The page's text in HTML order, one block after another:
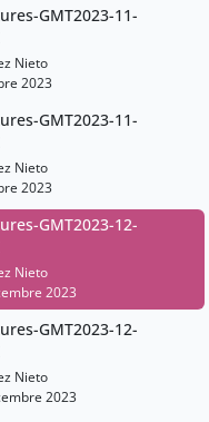
GMT2023-11-
Nieto
2023
GMT2023-11-
Nieto
2023
GMT2023-12-
Nieto
2023
GMT2023-12-
Nieto
2023